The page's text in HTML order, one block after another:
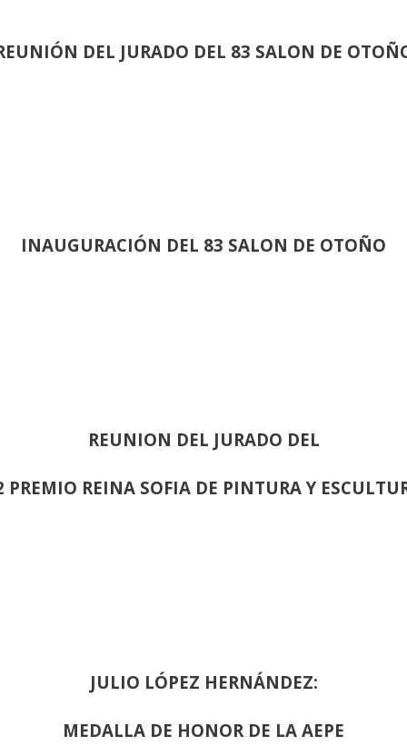
DEL JURADO DEL 83 SALON DE
INAUGURACIÓN DEL 83 SALON DE OTOÑO
REUNION DEL JURADO DEL
PREMIO REINA SOFIA DE PINTURA Y
JULIO LÓPEZ HERNÁNDEZ:
MEDALLA DE HONOR DE LA AEPE